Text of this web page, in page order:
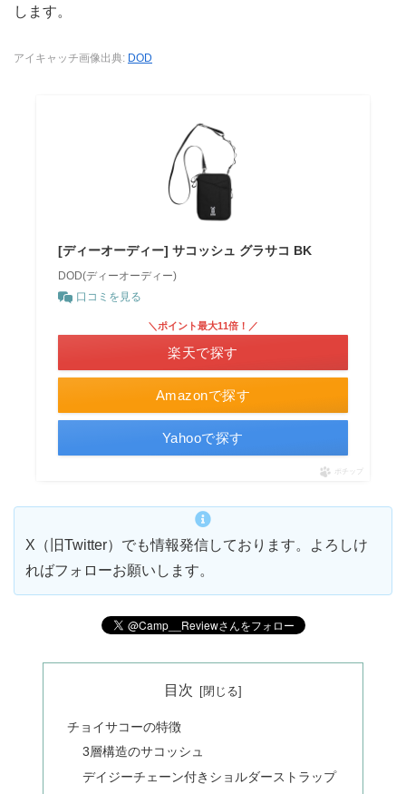
します。
アイキャッチ画像出典: DOD
[ディーオーディー] サコッシュ グラサコ BK
DOD(ディーオーディー)
口コミを見る
Amazonで探す
＼ポイント最大11倍！／
楽天で探す
Yahooで探す
ポチップ
X（旧Twitter）でも情報発信しております。よろしけ
ればフォローお願いします。
目次
チョイサコーの特徴
3層構造のサコッシュ
デイジーチェーン付きショルダーストラップ